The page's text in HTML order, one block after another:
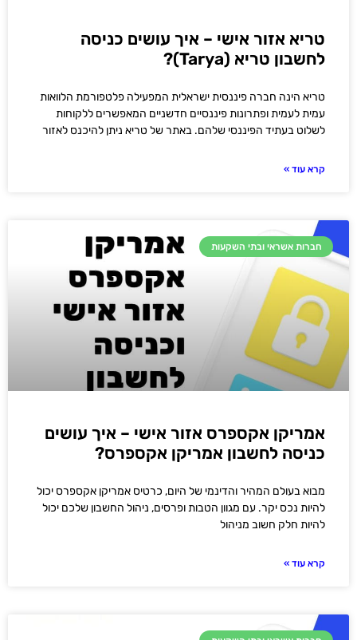
טריא אזור אישי – איך עושים כניסה
לחשבון טריא (Tarya)?
טריא הינה חברה פיננסית ישראלית המפעילה פלטפורמת הלוואות
עמית לעמית ופתרונות פיננסיים חדשניים המאפשרים ללקוחות
לשלוט בעתיד הפיננסי שלהם. באתר של טריא ניתן להיכנס לאזור
קרא עוד »
חברות אשראי ובתי השקעות
אמריקן אקספרס אזור אישי – איך עושים
כניסה לחשבון אמריקן אקספרס?
מבוא בעולם המהיר והדינמי של היום, כרטיס אמריקן אקספרס יכול
להיות נכס יקר. עם מגוון הטבות ופרסים, ניהול החשבון שלכם יכול
להיות חלק חשוב מניהול
קרא עוד »